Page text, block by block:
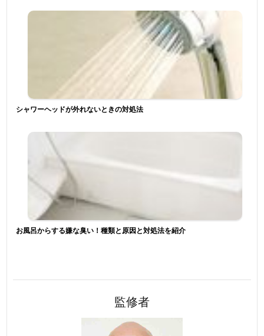
シャワーヘッドが外れないときの対処法
お風呂からする嫌な臭い！種類と原因と対処法を紹介
監修者